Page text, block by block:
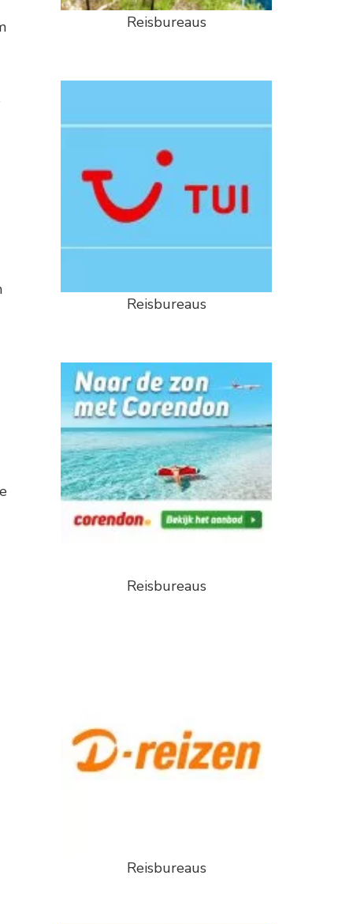
Reisbureaus
Reisbureaus
Reisbureaus
Reisbureaus